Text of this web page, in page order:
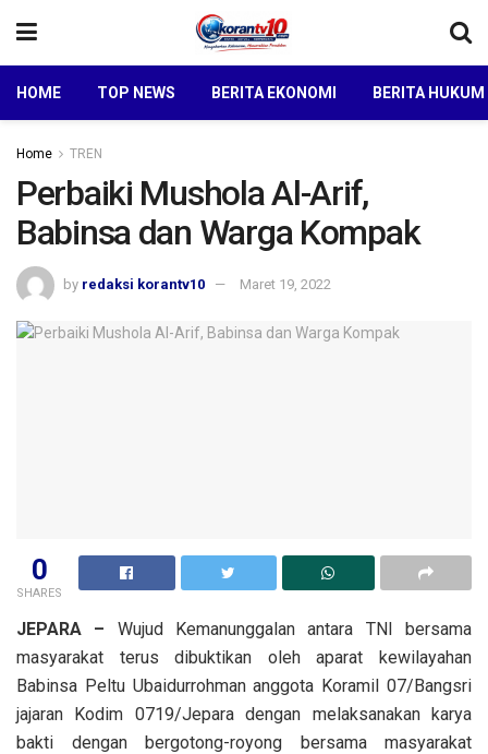
HOME TOP NEWS BERITA EKONOMI BERITA
Home TREN
Perbaiki Mushola Al-Arif,
Babinsa dan Warga Kompak
by redaksi korantv10 Maret 19, 2022
0
SHARES
JEPARA – Wujud Kemanunggalan antara TNI bersama
masyarakat terus dibuktikan oleh aparat kewilayahan
Babinsa Peltu Ubaidurrohman anggota Koramil 07/Bangsri
jajaran Kodim 0719/Jepara dengan melaksanakan karya
bakti dengan bergotong-royong bersama masyarakat